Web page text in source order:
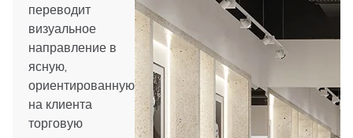
переводит
визуальное
направление в
ясную,
ориентированную
на клиента
торговую